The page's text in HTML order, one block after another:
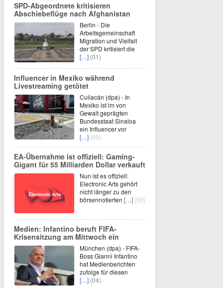
SPD-Abgeordnete kritisieren
Abschiebeflüge nach Afghanistan
Berlin - Die
Arbeitsgemeinschaft
Migration und Vielfalt
der SPD kritisiert die
[…] (01)
Influencer in Mexiko während
Livestreaming getötet
Culiacán (dpa) - In
Mexiko ist im von
Gewalt geprägten
Bundesstaat Sinaloa
ein Influencer vor
[…] (00)
EA-Übernahme ist offiziell: Gaming-
Gigant für 55 Milliarden Dollar verkauft
Nun ist es offiziell:
Electronic Arts gehört
nicht länger zu den
börsennotierten […] (00)
Medien: Infantino beruft FIFA-
Krisensitzung am Mittwoch ein
München (dpa) - FIFA-
Boss Gianni Infantino
hat Medienberichten
zufolge für diesen
[…] (04)